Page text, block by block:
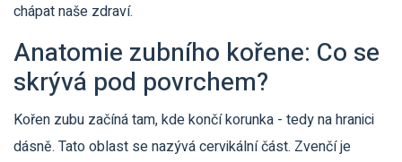
chápat naše zdraví.
Anatomie zubního kořene: Co se
skrývá pod povrchem?
Kořen zubu začíná tam, kde končí korunka - tedy na hranici
dásně. Tato oblast se nazývá cervikální část. Zvenčí je